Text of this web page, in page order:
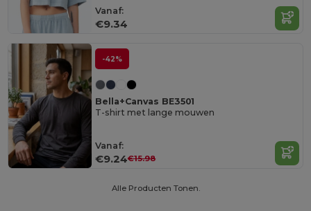
Vanaf:
€9.34
-42%
Bella+Canvas BE3501
T-shirt met lange mouwen
Vanaf:
€9.24€15.98
Alle Producten Tonen.